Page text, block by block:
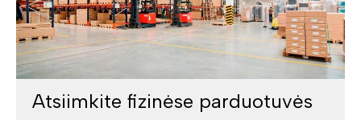
Atsiimkite fizinėse parduotuvės